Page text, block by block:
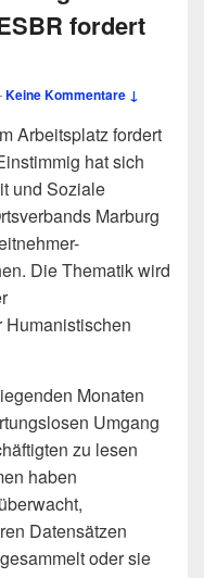
fordert
Keine Kommentare ↓
Arbeitsplatz fordert
hat sich
und Soziale
Marburg
Die Thematik wird
Monaten
Umgang
zu lesen
haben
Datensätzen
oder sie